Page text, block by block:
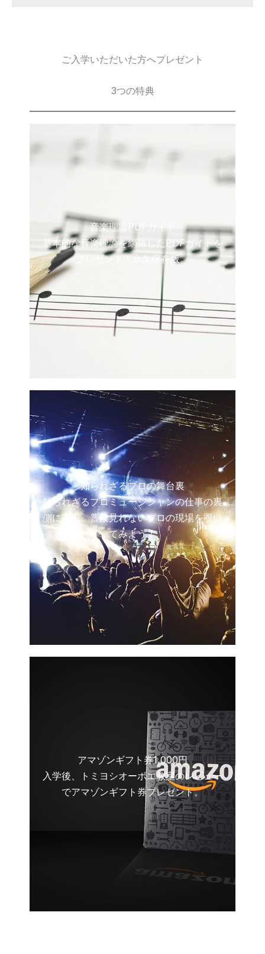
ご入学いただいた方へプレゼント
3つの特典
音楽理論PDFガイド
基本的な音楽理論を網羅したPDFガイドを
プレゼント！永久保存版。
知られざるプロの舞台裏
知られざるプロミュージシャンの仕事の裏
側に密着。普段見れないプロの現場を覗い
てみよう！
アマゾンギフト券1,000円
入学後、トミヨシオーボエ教室のレビュー
でアマゾンギフト券プレゼント。